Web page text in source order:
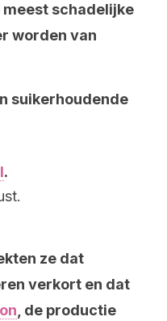
meest schadelijke
worden van
suikerhoudende
.
ze dat
verkort en dat
, de productie